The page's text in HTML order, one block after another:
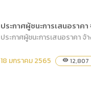
ประกาศผู้ชนะการเสนอราค
ประกาศผู้ชนะการเสนอราคา จ้
18 มกราคม 2565 visibility 12,807